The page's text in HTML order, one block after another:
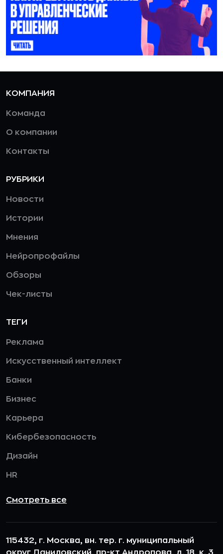
КОМПАНИЯ
Команда
О компании
Контакты
РУБРИКИ
Новости
Истории
Мнения
Нейропрофайлы
Обзоры
Чек-листы
ТЕГИ
Реклама
Искусственный интеллект
Банки
Бизнес
Карьера
Кибербезопасность
Дизайн
HR
Смотреть все
115432, г. Москва, вн. тер. г. муниципальный